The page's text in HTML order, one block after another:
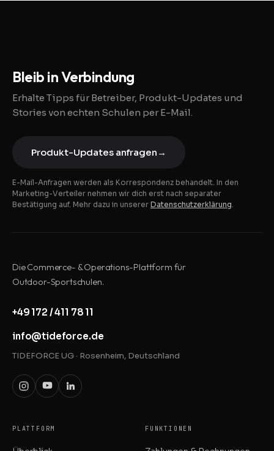
Bleib in Verbindung
Erhalte Tipps für Betreiber, Produkt-Updates und
Stories von echten Schulen per E-Mail.
Produkt-Updates anfragen →
E-Mail-Anfragen werden als Korrespondenz behandelt. In den
Marketing-Verteiler nehmen wir dich erst nach separater
Bestätigung auf. Mehr dazu in unserer Datenschutzerklärung
Die Commerce- & Operations-Plattform für
Outdoor-Sportschulen.
+49 172 / 411 78 11
info@tideforce.de
TIDEFORCE UG · Rosenheim, Deutschland
PLATTFORM FUNKTIONEN